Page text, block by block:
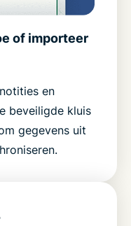
of importeer
en
beveiligde kluis
gegevens uit